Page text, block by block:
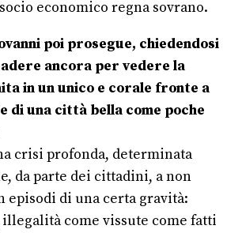
economico regna sovrano.
poi prosegue, chiedendosi
ancora per vedere la
in un unico e corale fronte a
di una città bella come poche
crisi profonda, determinata
da parte dei cittadini, a non
episodi di una certa gravità:
come vissute come fatti